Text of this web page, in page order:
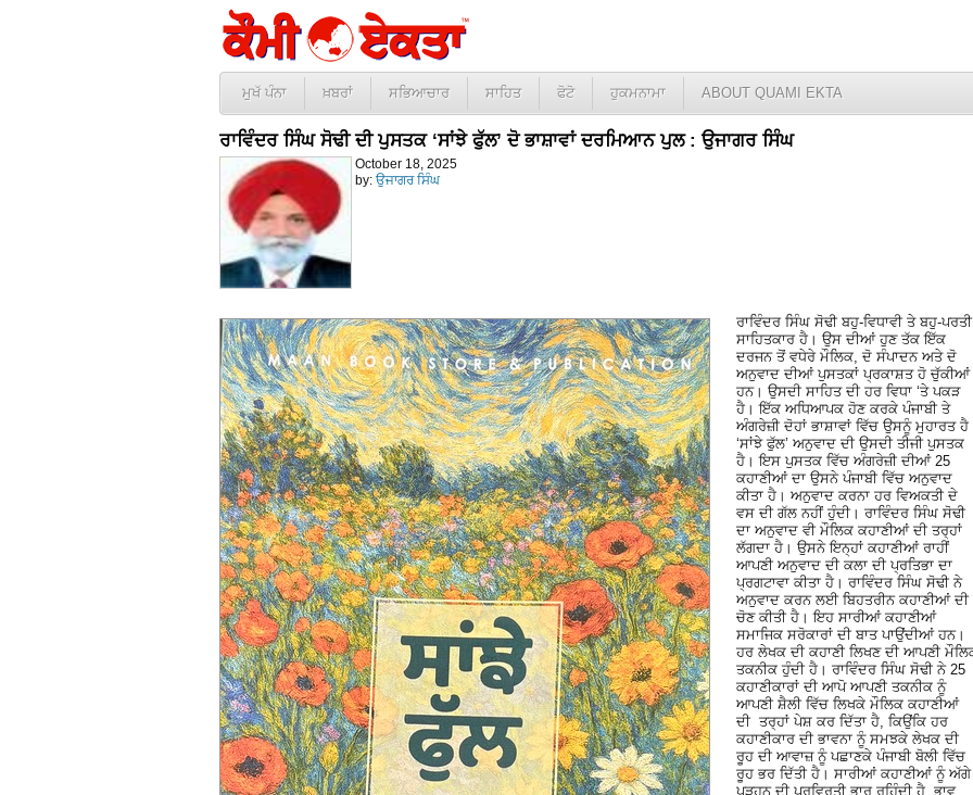
ਮੁਖੱ ਪੰਨਾ ਖ਼ਬਰਾਂ ਸਭਿਆਚਾਰ ਸਾਹਿਤ ਫੋਟੋ ਹੁਕਮਨਾਮਾ ABOUT QUAMI EKTA
ਰਾਵਿੰਦਰ ਸਿੰਘ ਸੋਢੀ ਦੀ ਪੁਸਤਕ ‘ਸਾਂਝੇ ਫੁੱਲ’ ਦੋ ਭਾਸ਼ਾਵਾਂ ਦਰਮਿਆਨ ਪੁਲ : ਉਜਾਗਰ ਸਿੰਘ
October 18, 2025
by: ਉਜਾਗਰ ਸਿੰਘ
ਰਾਵਿੰਦਰ ਸਿੰਘ ਸੋਢੀ ਬਹੁ-ਵਿਧਾਵੀ ਤੇ ਬਹੁ-ਪਰਤੀ
ਸਾਹਿਤਕਾਰ ਹੈ। ਉਸ ਦੀਆਂ ਹੁਣ ਤੱਕ ਇੱਕ
ਦਰਜਨ ਤੋਂ ਵਧੇਰੇ ਮੌਲਿਕ, ਦੋ ਸੰਪਾਦਨ ਅਤੇ ਦੋ
ਅਨੁਵਾਦ ਦੀਆਂ ਪੁਸਤਕਾਂ ਪ੍ਰਕਾਸ਼ਤ ਹੋ ਚੁੱਕੀਆਂ
ਹਨ। ਉਸਦੀ ਸਾਹਿਤ ਦੀ ਹਰ ਵਿਧਾ ‘ਤੇ ਪਕੜ
ਹੈ। ਇੱਕ ਅਧਿਆਪਕ ਹੋਣ ਕਰਕੇ ਪੰਜਾਬੀ ਤੇ
ਅੰਗਰੇਜ਼ੀ ਦੋਹਾਂ ਭਾਸ਼ਾਵਾਂ ਵਿੱਚ ਉਸਨੂੰ ਮੁਹਾਰਤ
‘ਸਾਂਝੇ ਫੁੱਲ’ ਅਨੁਵਾਦ ਦੀ ਉਸਦੀ ਤੀਜੀ ਪੁਸਤਕ
ਹੈ। ਇਸ ਪੁਸਤਕ ਵਿੱਚ ਅੰਗਰੇਜ਼ੀ ਦੀਆਂ 25
ਕਹਾਣੀਆਂ ਦਾ ਉਸਨੇ ਪੰਜਾਬੀ ਵਿੱਚ ਅਨੁਵਾਦ
ਕੀਤਾ ਹੈ। ਅਨੁਵਾਦ ਕਰਨਾ ਹਰ ਵਿਅਕਤੀ ਦੇ
ਵਸ ਦੀ ਗੱਲ ਨਹੀਂ ਹੁੰਦੀ। ਰਾਵਿੰਦਰ ਸਿੰਘ ਸੋਢੀ
ਦਾ ਅਨੁਵਾਦ ਵੀ ਮੌਲਿਕ ਕਹਾਣੀਆਂ ਦੀ ਤਰ੍ਹਾਂ
ਲੱਗਦਾ ਹੈ। ਉਸਨੇ ਇਨ੍ਹਾਂ ਕਹਾਣੀਆਂ ਰਾਹੀਂ
ਆਪਣੀ ਅਨੁਵਾਦ ਦੀ ਕਲਾ ਦੀ ਪ੍ਰਤਿਭਾ ਦਾ
ਪ੍ਰਗਟਾਵਾ ਕੀਤਾ ਹੈ। ਰਾਵਿੰਦਰ ਸਿੰਘ ਸੋਢੀ ਨੇ
ਅਨੁਵਾਦ ਕਰਨ ਲਈ ਬਿਹਤਰੀਨ ਕਹਾਣੀਆਂ ਦੀ
ਚੋਣ ਕੀਤੀ ਹੈ। ਇਹ ਸਾਰੀਆਂ ਕਹਾਣੀਆਂ
ਸਮਾਜਿਕ ਸਰੋਕਾਰਾਂ ਦੀ ਬਾਤ ਪਾਉਂਦੀਆਂ ਹਨ।
ਹਰ ਲੇਖਕ ਦੀ ਕਹਾਣੀ ਲਿਖਣ ਦੀ ਆਪਣੀ
ਤਕਨੀਕ ਹੁੰਦੀ ਹੈ। ਰਾਵਿੰਦਰ ਸਿੰਘ ਸੋਢੀ ਨੇ 25
ਕਹਾਣੀਕਾਰਾਂ ਦੀ ਆਪੋ ਆਪਣੀ ਤਕਨੀਕ ਨੂੰ
ਆਪਣੀ ਸ਼ੈਲੀ ਵਿੱਚ ਲਿਖਕੇ ਮੌਲਿਕ ਕਹਾਣੀਆਂ
ਦੀ ਤਰ੍ਹਾਂ ਪੇਸ਼ ਕਰ ਦਿੱਤਾ ਹੈ, ਕਿਉਂਕਿ ਹਰ
ਕਹਾਣੀਕਾਰ ਦੀ ਭਾਵਨਾ ਨੂੰ ਸਮਝਕੇ ਲੇਖਕ ਦੀ
ਰੂਹ ਦੀ ਆਵਾਜ਼ ਨੂੰ ਪਛਾਣਕੇ ਪੰਜਾਬੀ ਬੋਲੀ ਵਿੱਚ
ਰੂਹ ਭਰ ਦਿੱਤੀ ਹੈ। ਸਾਰੀਆਂ ਕਹਾਣੀਆਂ ਨੂੰ ਅੱਗੇ
ਪੜ੍ਹਨ ਦੀ ਪ੍ਰਵਿਰਤੀ ਭਾਰੂ ਰਹਿੰਦੀ ਹੈ, ਭਾਵ